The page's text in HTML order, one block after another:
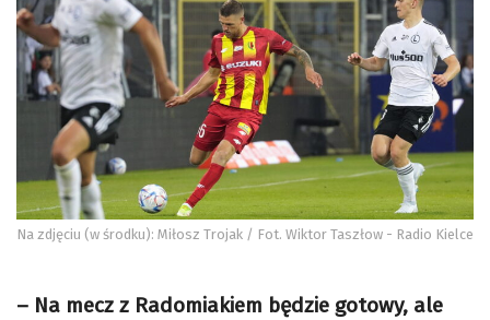
Na zdjęciu (w środku): Miłosz Trojak / Fot. Wiktor Taszłow - Radio Kielce
– Na mecz z Radomiakiem będzie gotowy, ale